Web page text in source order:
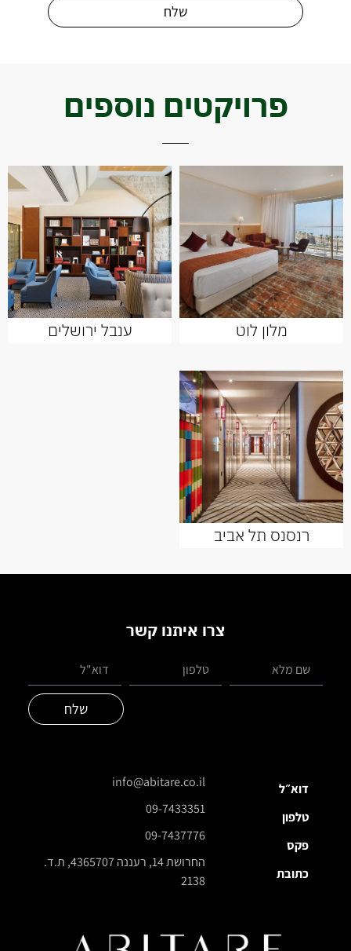
שלח
פרויקטים נוספים
מלון לוט ענבל ירושלים
רנסנס תל אביב
צרו איתנו קשר
שלח
דוא״ל
טלפון
פקס
כתובת
info@abitare.co.il
09-7433351
09-7437776
החרושת 14, רעננה 4365707, ת.ד.
2138